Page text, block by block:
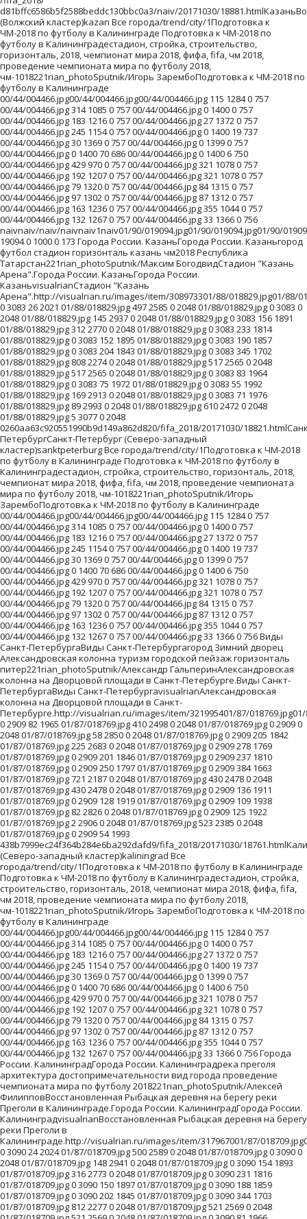
0 1000 0 173 Города России. КазаньГорода России. Казаньгород футбол стадион горизонталь казань чм2018 Республика Татарстан221rian_photoSputnik/Максим БогодвидСтадион "Казань Арена".Города России. КазаньГорода России. КазаньvisualrianСтадион "Казань Арена".http://visualrian.ru/images/item/308973301/88/018829.jpg01/88/018829.jpg01/88/018829.jpg 0 3083 26 2021 01/88/018829.jpg 497 2585 0 2048 01/88/018829.jpg 0 3083 0 2048 01/88/018829.jpg 145 2937 0 2048 01/88/018829.jpg 0 3083 156 1891 01/88/018829.jpg 312 2770 0 2048 01/88/018829.jpg 0 3083 233 1814 01/88/018829.jpg 0 3083 152 1895 01/88/018829.jpg 0 3083 190 1857 01/88/018829.jpg 0 3083 204 1843 01/88/018829.jpg 0 3083 345 1702 01/88/018829.jpg 808 2274 0 2048 01/88/018829.jpg 517 2565 0 2048 01/88/018829.jpg 517 2565 0 2048 01/88/018829.jpg 0 3083 83 1964 01/88/018829.jpg 0 3083 75 1972 01/88/018829.jpg 0 3083 55 1992 01/88/018829.jpg 169 2913 0 2048 01/88/018829.jpg 0 3083 71 1976 01/88/018829.jpg 89 2993 0 2048 01/88/018829.jpg 610 2472 0 2048 01/88/018829.jpg 5 3077 0 2048 0260aa63c920551990b9d149a862d820/fifa_2018/20171030/18821.htmlСанкт-ПетербургСанкт-Петербург (Северо-западный кластер)sanktpeterburg Все города/trend/city/1Подготовка к ЧМ-2018 по футболу в Калининграде Подготовка к ЧМ-2018 по футболу в Калининградестадион, стройка, строительство, горизонталь, 2018, чемпионат мира 2018, фифа, fifa, чм 2018, проведение чемпионата мира по футболу 2018, чм-1018221rian_photoSputnik/Игорь ЗарембоПодготовка к ЧМ-2018 по футболу в Калининграде 00/44/004466.jpg00/44/004466.jpg00/44/004466.jpg 115 1284 0 757 00/44/004466.jpg 314 1085 0 757 00/44/004466.jpg 0 1400 0 757 00/44/004466.jpg 183 1216 0 757 00/44/004466.jpg 27 1372 0 757 00/44/004466.jpg 245 1154 0 757 00/44/004466.jpg 0 1400 19 737 00/44/004466.jpg 30 1369 0 757 00/44/004466.jpg 0 1399 0 757 00/44/004466.jpg 0 1400 70 686 00/44/004466.jpg 0 1400 6 750 00/44/004466.jpg 429 970 0 757 00/44/004466.jpg 321 1078 0 757 00/44/004466.jpg 192 1207 0 757 00/44/004466.jpg 321 1078 0 757 00/44/004466.jpg 79 1320 0 757 00/44/004466.jpg 84 1315 0 757 00/44/004466.jpg 97 1302 0 757 00/44/004466.jpg 87 1312 0 757 00/44/004466.jpg 163 1236 0 757 00/44/004466.jpg 355 1044 0 757 00/44/004466.jpg 132 1267 0 757 00/44/004466.jpg 33 1366 0 756 Виды Санкт-ПетербургаВиды Санкт-Петербургагород Зимний дворец Александровская колонна туризм городской пейзаж горизонталь питер221rian_photoSputnik/Александр ГальперинАлександровская колонна на Дворцовой площади в Санкт-Петербурге.Виды Санкт-ПетербургаВиды Санкт-ПетербургаvisualrianАлександровская колонна на Дворцовой площади в Санкт-Петербурге.http://visualrian.ru/images/item/321995401/87/018769.jpg01/87/018769.jpg01/87/018769.jpg 0 2909 82 1965 01/87/018769.jpg 410 2498 0 2048 01/87/018769.jpg 0 2909 0 2048 01/87/018769.jpg 58 2850 0 2048 01/87/018769.jpg 0 2909 205 1842 01/87/018769.jpg 225 2683 0 2048 01/87/018769.jpg 0 2909 278 1769 01/87/018769.jpg 0 2909 201 1846 01/87/018769.jpg 0 2909 237 1810 01/87/018769.jpg 0 2909 250 1797 01/87/018769.jpg 0 2909 384 1663 01/87/018769.jpg 721 2187 0 2048 01/87/018769.jpg 430 2478 0 2048 01/87/018769.jpg 430 2478 0 2048 01/87/018769.jpg 0 2909 136 1911 01/87/018769.jpg 0 2909 128 1919 01/87/018769.jpg 0 2909 109 1938 01/87/018769.jpg 82 2826 0 2048 01/87/018769.jpg 0 2909 125 1922 01/87/018769.jpg 2 2906 0 2048 01/87/018769.jpg 523 2385 0 2048 01/87/018769.jpg 0 2909 54 1993 438b7999ec24f364b284e6ba292dafd9/fifa_2018/20171030/18761.htmlКалининградКалининград (Северо-западный кластер)kaliningrad Все города/trend/city/1Подготовка к ЧМ-2018 по футболу в Калининграде Подготовка к ЧМ-2018 по футболу в Калининградестадион, стройка, строительство, горизонталь, 2018, чемпионат мира 2018, фифа, fifa, чм 2018, проведение чемпионата мира по футболу 2018, чм-1018221rian_photoSputnik/Игорь ЗарембоПодготовка к ЧМ-2018 по футболу в Калининграде 00/44/004466.jpg00/44/004466.jpg00/44/004466.jpg 115 1284 0 757 00/44/004466.jpg 314 1085 0 757 00/44/004466.jpg 0 1400 0 757 00/44/004466.jpg 183 1216 0 757 00/44/004466.jpg 27 1372 0 757 00/44/004466.jpg 245 1154 0 757 00/44/004466.jpg 0 1400 19 737 00/44/004466.jpg 30 1369 0 757 00/44/004466.jpg 0 1399 0 757 00/44/004466.jpg 0 1400 70 686 00/44/004466.jpg 0 1400 6 750 00/44/004466.jpg 429 970 0 757 00/44/004466.jpg 321 1078 0 757 00/44/004466.jpg 192 1207 0 757 00/44/004466.jpg 321 1078 0 757 00/44/004466.jpg 79 1320 0 757 00/44/004466.jpg 84 1315 0 757 00/44/004466.jpg 97 1302 0 757 00/44/004466.jpg 87 1312 0 757 00/44/004466.jpg 163 1236 0 757 00/44/004466.jpg 355 1044 0 757 00/44/004466.jpg 132 1267 0 757 00/44/004466.jpg 33 1366 0 756 Города России. КалининградГорода России. Калининградрека преголя архитектура достопримечательности вид города проведение чемпионата мира по футболу 2018221rian_photoSputnik/Алексей ФилипповВосстановленная Рыбацкая деревня на берегу реки Преголи в Калининграде.Города России. КалининградГорода России. КалининградvisualrianВосстановленная Рыбацкая деревня на берегу реки Преголи в Калининграде.http://visualrian.ru/images/item/317967001/87/018709.jpg01/87/018709.jpg01/87/018709.jpg 0 3090 24 2024 01/87/018709.jpg 500 2589 0 2048 01/87/018709.jpg 0 3090 0 2048 01/87/018709.jpg 148 2941 0 2048 01/87/018709.jpg 0 3090 154 1893 01/87/018709.jpg 316 2773 0 2048 01/87/018709.jpg 0 3090 231 1816 01/87/018709.jpg 0 3090 150 1897 01/87/018709.jpg 0 3090 188 1859 01/87/018709.jpg 0 3090 202 1845 01/87/018709.jpg 0 3090 344 1703 01/87/018709.jpg 812 2277 0 2048 01/87/018709.jpg 521 2569 0 2048 01/87/018709.jpg 521 2569 0 2048 01/87/018709.jpg 0 3090 81 1966 01/87/018709.jpg 0 3090 73 1974 01/87/018709.jpg 0 3090 52 1995 01/87/018709.jpg 173 2916 0 2048 01/87/018709.jpg 0 3090 69 1978 01/87/018709.jpg 93 2996 0 2048 01/87/018709.jpg 614 2475 0 2048 01/87/018709.jpg 9 3081 0 2048 569563b80ec802287fa147d0d9fcc533cityВсе городаВсе городаcityvse-gorodaВсе города/trend/city/1Подготовка к ЧМ-2018 по футболу в Калининграде Подготовка к ЧМ-2018 по футболу в Калининградестадион, стройка, строительство, горизонталь, 2018, чемпионат мира 2018, фифа, fifa, чм 2018, проведение чемпионата мира по футболу 2018, чм-1018221rian_photoSputnik/Игорь ЗарембоПодготовка к ЧМ-2018 по футболу в Калининграде Подготовка к ЧМ-2018 по футболу в КалининградеПодготовка к ЧМ-2018 по футболу в КалининградеПодготовка к ЧМ-2018 по футболу в Калининграде00/44/004466.jpg00/44/004466.jpg00/44/004466.jpg 115 1284 0 757 00/44/004466.jpg 314 1085 0 757 00/44/004466.jpg 0 1400 0 757 00/44/004466.jpg 183 1216 0 757 00/44/004466.jpg 27 1372 0 757 00/44/004466.jpg 245 1154 0 757 00/44/004466.jpg 0 1400 19 737 00/44/004466.jpg 30 1369 0 757 00/44/004466.jpg 0 1399 0 757 00/44/004466.jpg 0 1400 70 686 00/44/004466.jpg 0 1400 6 750 00/44/004466.jpg 429 970 0 757 00/44/004466.jpg 321 1078 0 757 00/44/004466.jpg 192 1207 0 757 00/44/004466.jpg 321 1078 0 757 00/44/004466.jpg 79 1320 0 757 00/44/004466.jpg 84 1315 0 757 00/44/004466.jpg 97 1302 0 757 0